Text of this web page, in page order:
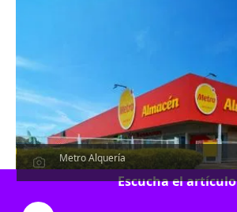
Metro Alquería
Escucha el artículo